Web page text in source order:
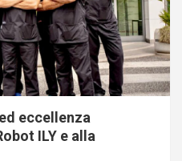
eccellenza
ILY e alla